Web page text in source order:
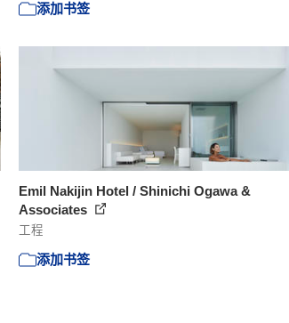
添加书签
Emil Nakijin Hotel / Shinichi Ogawa &
Associates
工程
添加书签